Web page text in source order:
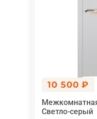
10 500 ₽
Светло-серый